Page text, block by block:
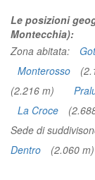
Le posizioni
Montecchia):
Zona abitata:
Monterosso
(2.216 m)
La Croce
Sede di
Dentro
(2.060